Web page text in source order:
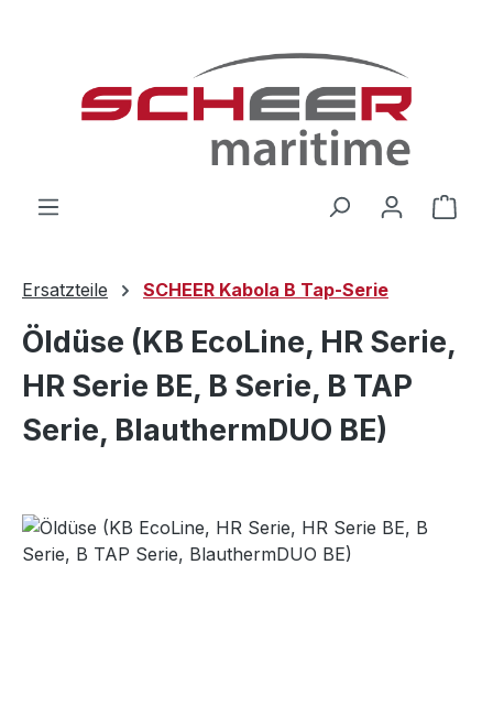
Ersatzteile SCHEER Kabola B Tap-Serie
Öldüse (KB EcoLine, HR Serie,
HR Serie BE, B Serie, B TAP
Serie, BlauthermDUO BE)
Bildergalerie überspringen